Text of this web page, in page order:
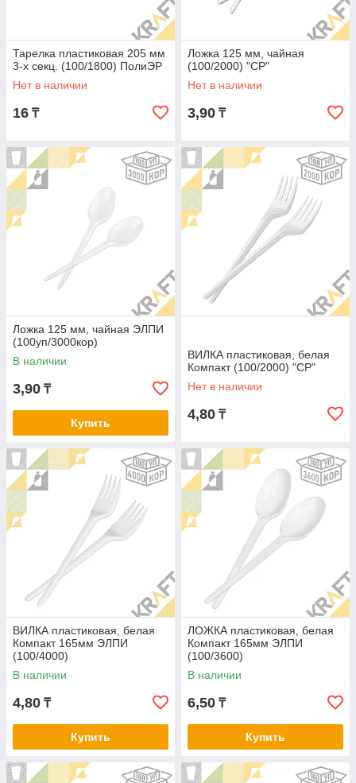
Тарелка пластиковая 205 мм
3-х секц. (100/1800) ПолиЭР
Нет в наличии
16 ₸
Ложка 125 мм, чайная
(100/2000) "CP"
Нет в наличии
3,90 ₸
Ложка 125 мм, чайная ЭЛПИ
(100уп/3000кор)
В наличии
3,90 ₸
Купить
ВИЛКА пластиковая, белая
Компакт (100/2000) "CP"
Нет в наличии
4,80 ₸
ВИЛКА пластиковая, белая
Компакт 165мм ЭЛПИ
(100/4000)
В наличии
4,80 ₸
Купить
ЛОЖКА пластиковая, белая
Компакт 165мм ЭЛПИ
(100/3600)
В наличии
6,50 ₸
Купить